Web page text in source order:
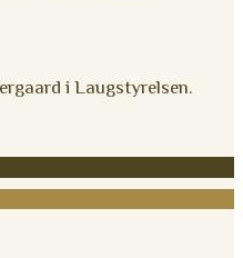
i Laugstyrelsen.